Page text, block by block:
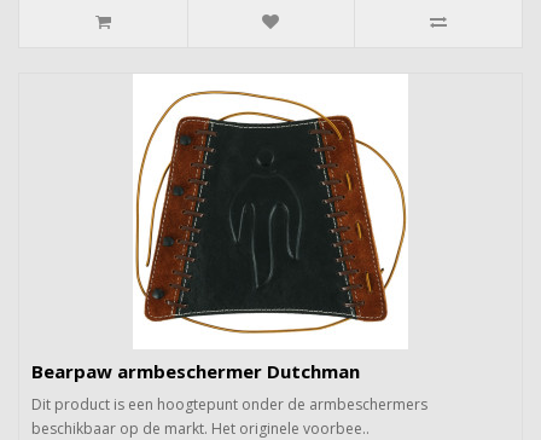
Bearpaw armbeschermer Dutchman
Dit product is een hoogtepunt onder de armbeschermers
beschikbaar op de markt. Het originele voorbee..